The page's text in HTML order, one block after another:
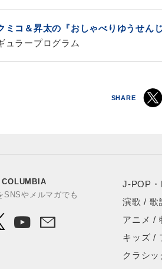
ミコ＆昇太の『おしゃべりゆうせん
ュラープログラム
SHARE
COLUMBIA
SNSやメルマガでも
J-POP
演歌 / 歌
アニメ /
キッズ /
クラシッ